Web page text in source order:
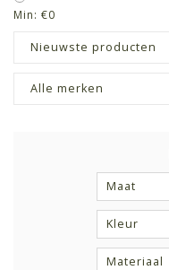
Min: €0
Nieuwste producten
Alle merken
Maat
Kleur
Materiaal